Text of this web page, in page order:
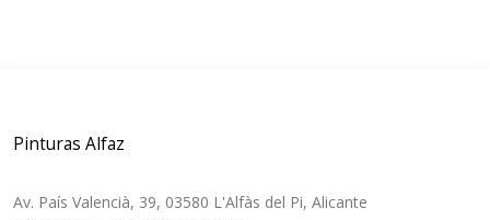
Pinturas Alfaz
Av. País Valencià, 39, 03580 L'Alfàs del Pi, Alicante